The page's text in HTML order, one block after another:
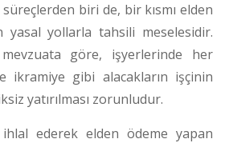
biri de, bir kısmı elden
yasal yollarla tahsili meselesidir.
göre, işyerlerinde her
ikramiye gibi alacakların işçinin
yatırılması zorunludur.
ederek elden ödeme yapan